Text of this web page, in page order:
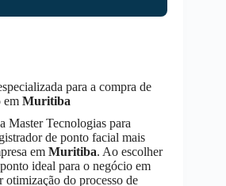
para a compra de
em Muritiba
Master Tecnologias para
de ponto facial mais
em Muritiba. Ao escolher
ideal para o negócio em
otimização do processo de